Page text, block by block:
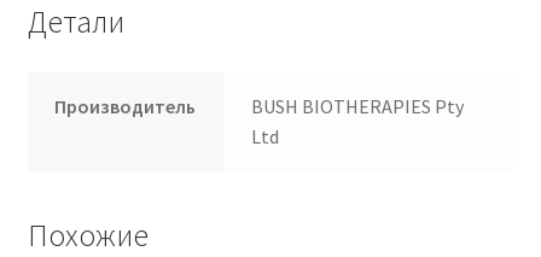
Детали
Производитель
BUSH BIOTHERAPIES Pty
Ltd
Похожие